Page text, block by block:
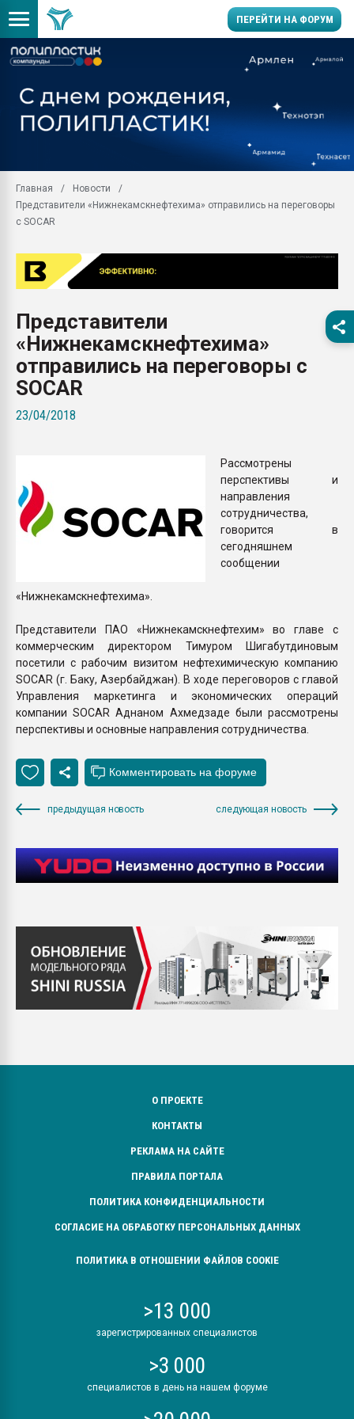
ПЕРЕЙТИ НА ФОРУМ
заводу пластмасс"
первый план в
28.07.2026
ситуацией на
Всё, что касается
Главная
Новости
Представители «Нижнекамскнефтехима» отправились на переговоры
с SOCAR
Представители
«Нижнекамскнефтехима»
отправились на переговоры с
SOCAR
23/04/2018
Рассмотрены
перспективы и
направления
сотрудничества,
говорится в
сегодняшнем
сообщении
«Нижнекамскнефтехима».
Представители ПАО «Нижнекамскнефтехим» во главе с
коммерческим директором Тимуром Шигабутдиновым
посетили с рабочим визитом нефтехимическую компанию
SOCAR (г. Баку, Азербайджан). В ходе переговоров с главой
Управления маркетинга и экономических операций
компании SOCAR Аднаном Ахмедзаде были рассмотрены
перспективы и основные направления сотрудничества.
предыдущая новость следующая новость
О ПРОЕКТЕ
КОНТАКТЫ
РЕКЛАМА НА САЙТЕ
ПРАВИЛА ПОРТАЛА
ПОЛИТИКА КОНФИДЕНЦИАЛЬНОСТИ
СОГЛАСИЕ НА ОБРАБОТКУ ПЕРСОНАЛЬНЫХ ДАННЫХ
ПОЛИТИКА В ОТНОШЕНИИ ФАЙЛОВ COOKIE
>13 000
зарегистрированных специалистов
>3 000
специалистов в день на нашем форуме